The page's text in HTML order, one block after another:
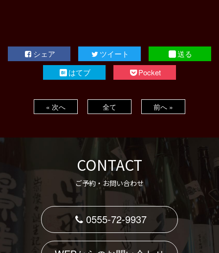
シェア ツイート
送る
はてブ
Pocket
« 次へ 全て 前へ »
CONTACT
ご予約・お問い合わせ
0555-72-9937